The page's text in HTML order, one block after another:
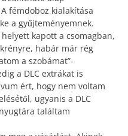
fémdoboz kialakítása
a gyűjteményemnek.
kapott a csomagban,
habár már rég
a szobámat”-
a DLC extrákat is
ért, hogy nem voltam
ugyanis a DLC
találtam